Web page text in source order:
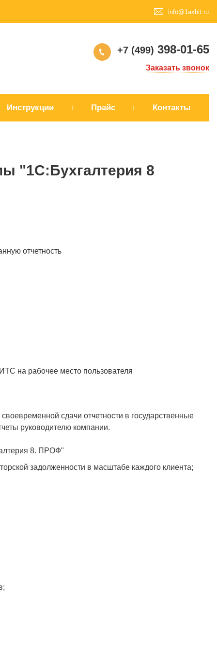
info@1axbit.ru
+7 (499) 398-01-65
Заказать звонок
Инструкции Прайс Контакты
"1С:Бухгалтерия 8
отчетность
на рабочее место пользователя
сдачи отчетности в государственные
руководителю компании.
8. ПРОФ"
задолженности в масштабе каждого клиента;